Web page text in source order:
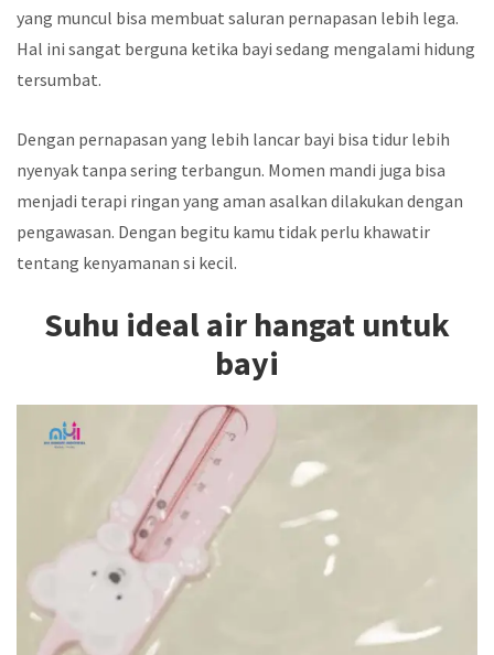
yang muncul bisa membuat saluran pernapasan lebih lega.
Hal ini sangat berguna ketika bayi sedang mengalami hidung
tersumbat.
Dengan pernapasan yang lebih lancar bayi bisa tidur lebih
nyenyak tanpa sering terbangun. Momen mandi juga bisa
menjadi terapi ringan yang aman asalkan dilakukan dengan
pengawasan. Dengan begitu kamu tidak perlu khawatir
tentang kenyamanan si kecil.
Suhu ideal air hangat untuk
bayi